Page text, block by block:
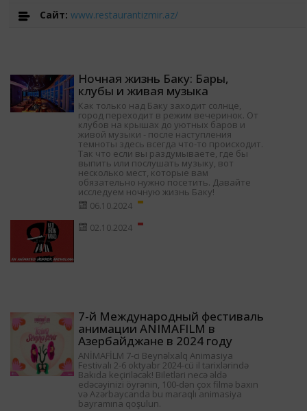
Cайт: www.restaurantizmir.az/
Ночная жизнь Баку: Бары,
клубы и живая музыка
Как только над Баку заходит солнце,
город переходит в режим вечеринок. От
клубов на крышах до уютных баров и
живой музыки - после наступления
темноты здесь всегда что-то происходит.
Так что если вы раздумываете, где бы
выпить или послушать музыку, вот
несколько мест, которые вам
обязательно нужно посетить. Давайте
исследуем ночную жизнь Баку!
06.10.2024
02.10.2024
7-й Международный фестиваль
анимации ANIMAFILM в
Азербайджане в 2024 году
ANİMAFİLM 7-ci Beynəlxalq Animasiya
Festivalı 2-6 oktyabr 2024-cü il tarixlərində
Bakıda keçiriləcək! Biletləri necə əldə
edəcəyinizi öyrənin, 100-dən çox filmə baxın
və Azərbaycanda bu maraqlı animasiya
bayramına qoşulun.